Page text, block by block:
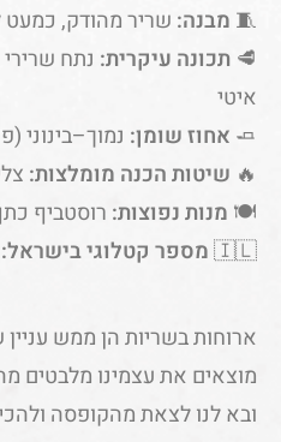
🧵 מבנה: שריר מהודק, כמעט
🥩 תכונה עיקרית: נתח
איטי
🧈 אחוז שומן: נמוך–בינוני
🔥 שיטות הכנה מומלצות:
🍽️ מנות נפוצות: רוסטביף
🇮🇱מספר קטלוגי בישראל:
ארוחות בשריות הן ממש
מוצאים את עצמינו מלבטים
ובא לנו לצאת מהקופסה